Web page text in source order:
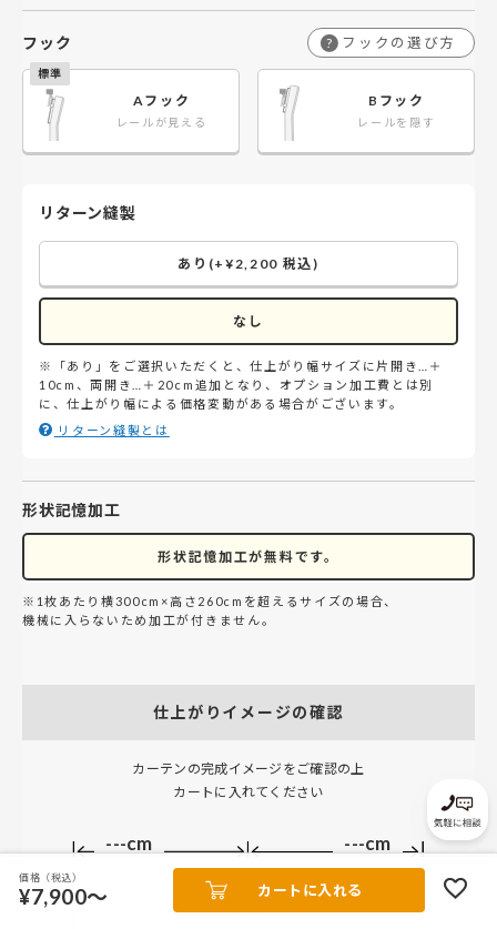
フック ? フックの選び方
Aフック
レールが見える
Bフック
レールを隠す
リターン縫製
あり(+¥2,200 税込)
なし
※「あり」をご選択いただくと、仕上がり幅サイズに片開き…＋
10cm、両開き…＋20cm追加となり、オプション加工費とは別
に、仕上がり幅による価格変動がある場合がございます。
リターン縫製とは
形状記憶加工
形状記憶加工が無料です。
※1枚あたり横300cm×高さ260cmを超えるサイズの場合、
機械に入らないため加工が付きません。
仕上がりイメージの確認
カーテンの完成イメージをご確認の上
カートに入れてください
---cm ---cm
価格（税込）
¥7,900～ カートに入れる